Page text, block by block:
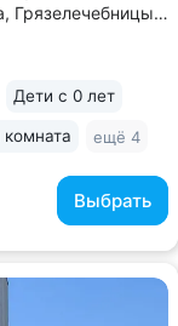
Грязелечебницы
колоритом
Выбрать
Дети с 0 лет
ещё 4